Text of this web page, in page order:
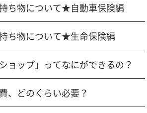
ち物について★自動車保険編
ち物について★生命保険編
ョップ」ってなにができるの？
、どのくらい必要？